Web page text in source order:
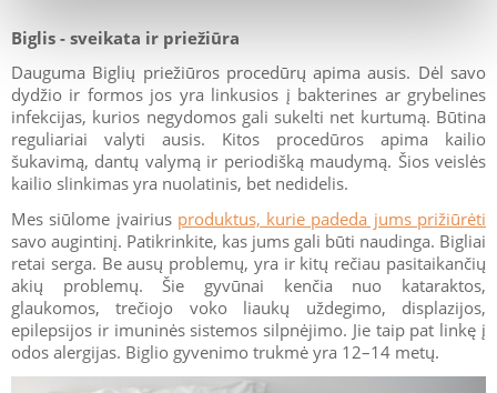
Biglis - sveikata ir priežiūra
Dauguma Biglių priežiūros procedūrų apima ausis. Dėl savo
dydžio ir formos jos yra linkusios į bakterines ar grybelines
infekcijas, kurios negydomos gali sukelti net kurtumą. Būtina
reguliariai valyti ausis. Kitos procedūros apima kailio
šukavimą, dantų valymą ir periodišką maudymą. Šios veislės
kailio slinkimas yra nuolatinis, bet nedidelis.
Mes siūlome įvairius produktus, kurie padeda jums prižiūrėti
savo augintinį. Patikrinkite, kas jums gali būti naudinga. Bigliai
retai serga. Be ausų problemų, yra ir kitų rečiau pasitaikančių
akių problemų. Šie gyvūnai kenčia nuo kataraktos,
glaukomos, trečiojo voko liaukų uždegimo, displazijos,
epilepsijos ir imuninės sistemos silpnėjimo. Jie taip pat linkę į
odos alergijas. Biglio gyvenimo trukmė yra 12–14 metų.